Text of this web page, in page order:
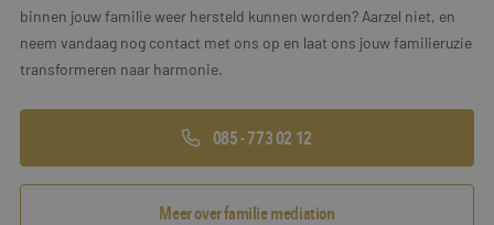
binnen jouw familie weer hersteld kunnen worden? Aarzel niet, en
neem vandaag nog contact met ons op en laat ons jouw familieruzie
transformeren naar harmonie.
085 - 773 02 12
Meer over familie mediation